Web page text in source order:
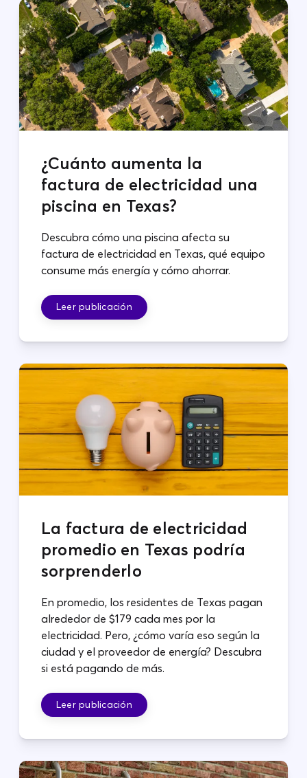
¿Cuánto aumenta la
factura de electricidad una
piscina en Texas?
Descubra cómo una piscina afecta su
factura de electricidad en Texas, qué equipo
consume más energía y cómo ahorrar.
Leer publicación
La factura de electricidad
promedio en Texas podría
sorprenderlo
En promedio, los residentes de Texas pagan
alrededor de $179 cada mes por la
electricidad. Pero, ¿cómo varía eso según la
ciudad y el proveedor de energía? Descubra
si está pagando de más.
Leer publicación